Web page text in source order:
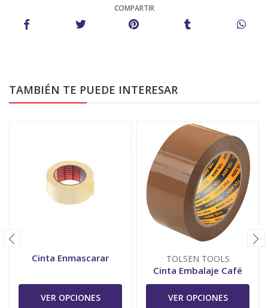
COMPARTIR
TAMBIÉN TE PUEDE INTERESAR
Cinta Enmascarar
VER OPCIONES
TOLSEN TOOLS
Cinta Embalaje Café
VER OPCIONES